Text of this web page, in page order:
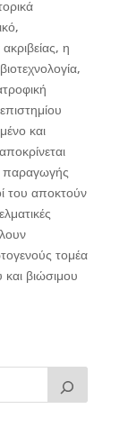
η
και
παραγωγής
του αποκτούν
τομέα
βιώσιμου